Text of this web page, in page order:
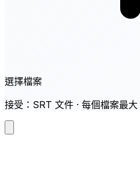
選擇檔案
接受：SRT 文件 · 每個檔案最